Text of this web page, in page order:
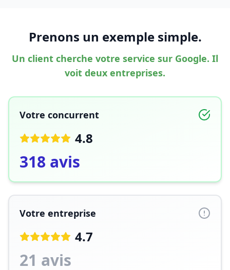
Prenons un exemple simple.
Un client cherche votre service sur Google. Il
voit deux entreprises.
Votre concurrent
4.8
318 avis
Votre entreprise
4.7
21 avis